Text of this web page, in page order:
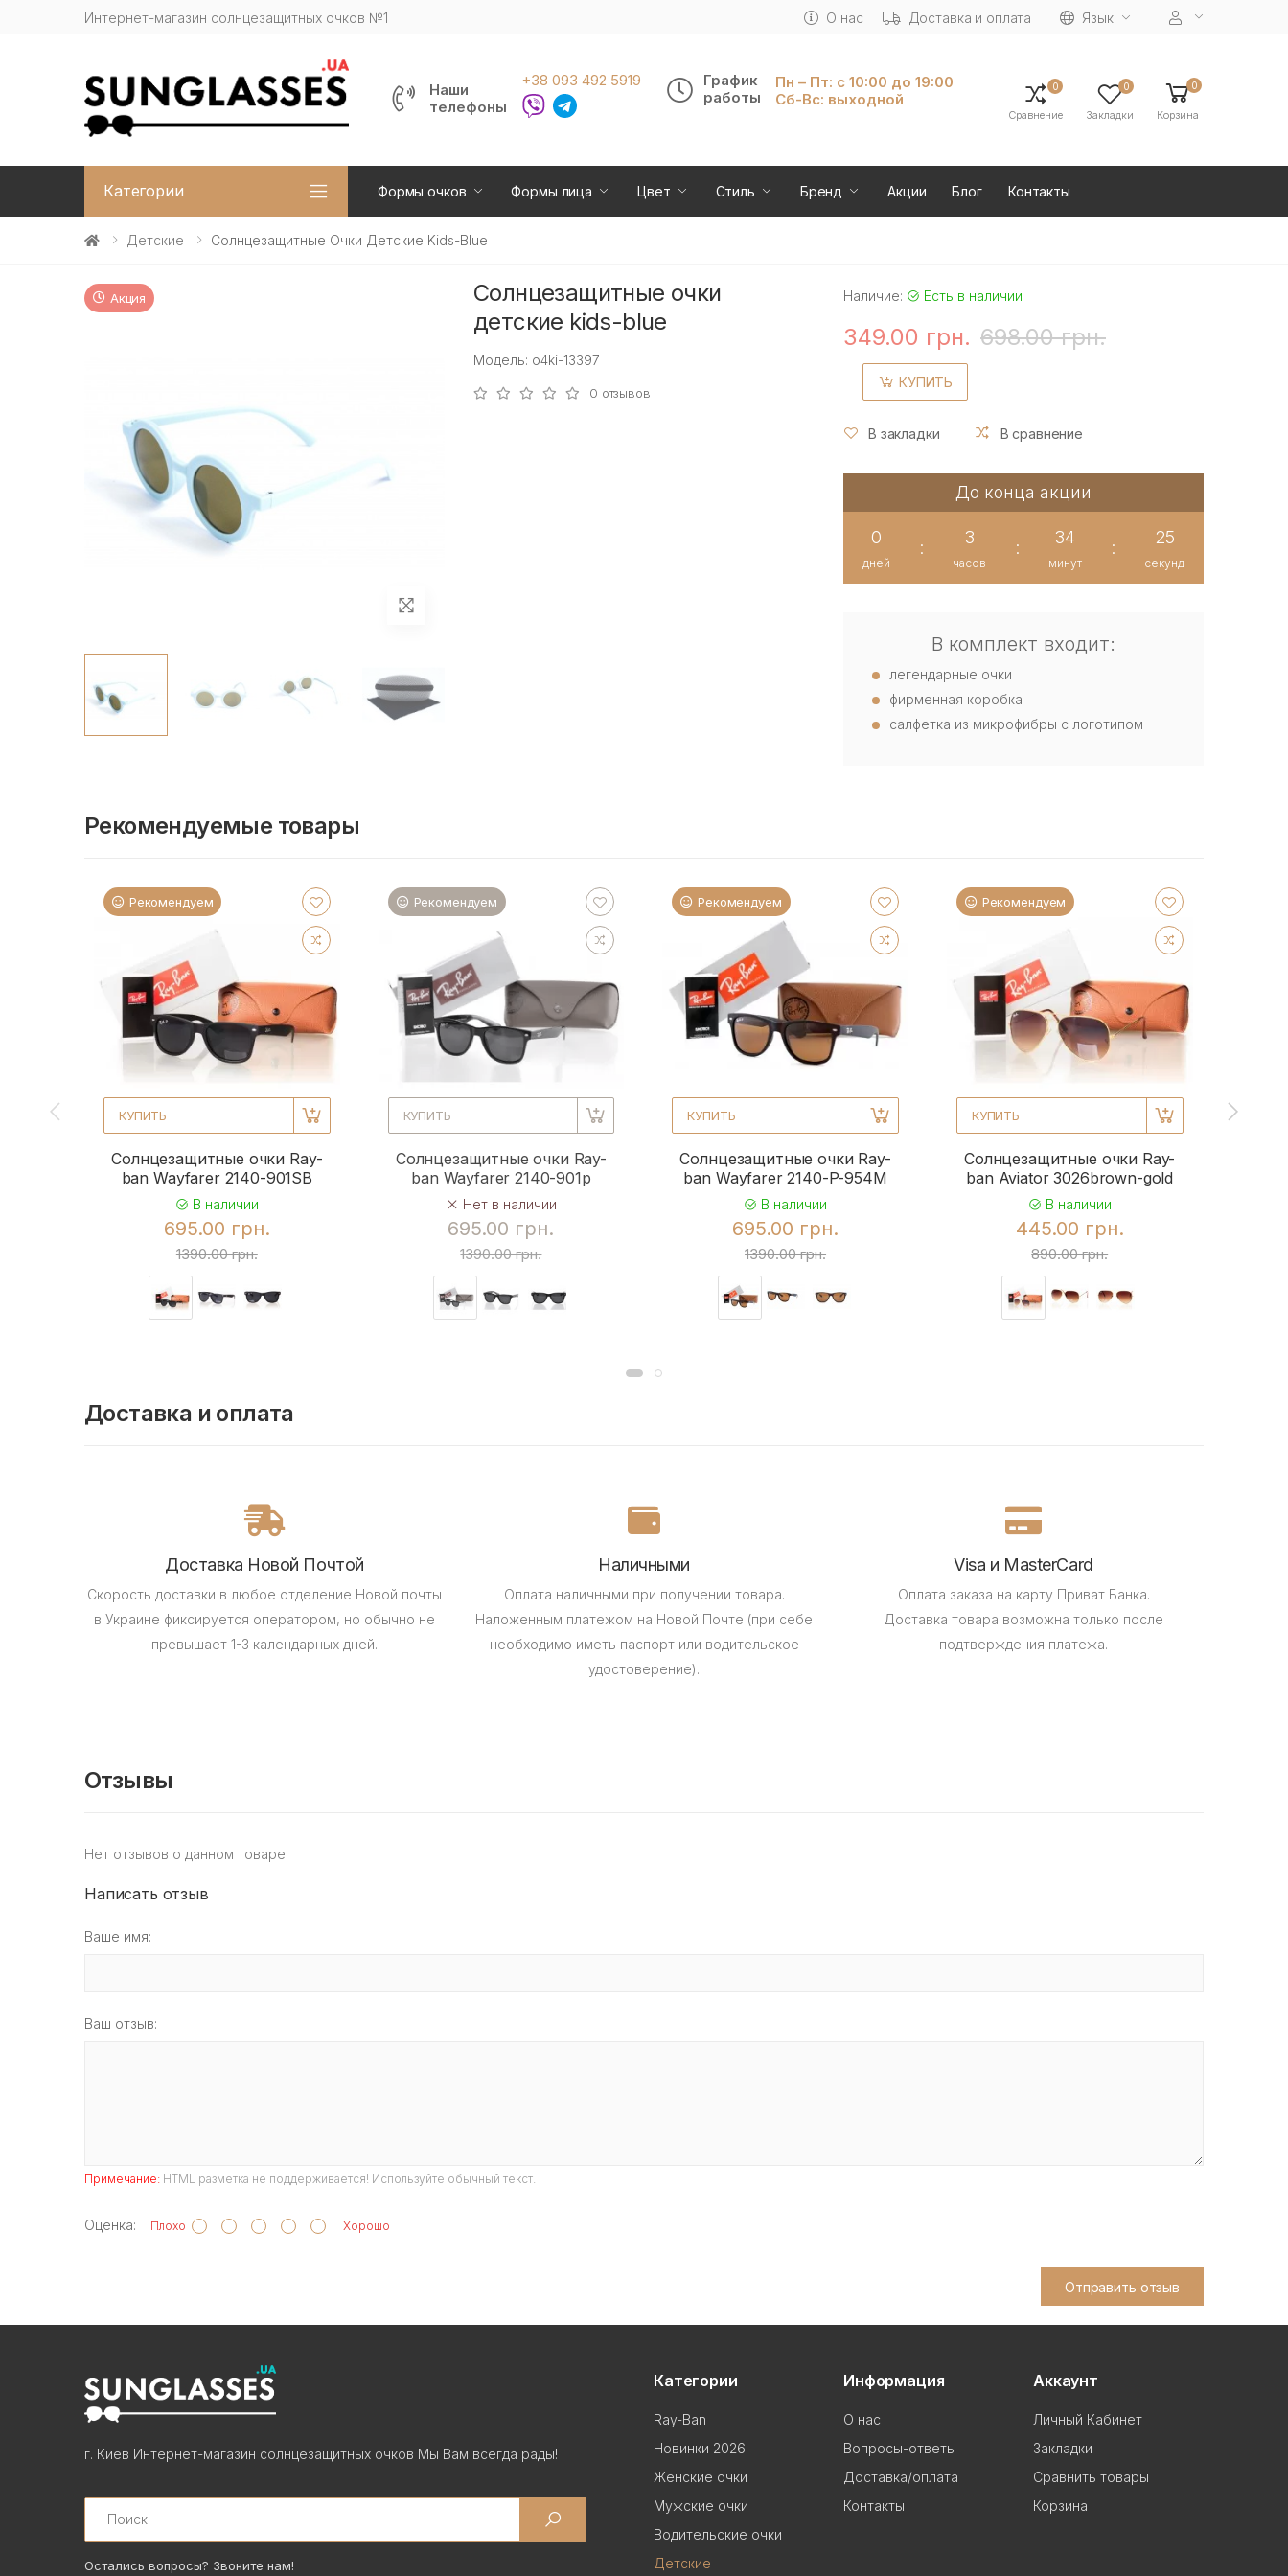
Интернет-магазин солнцезащитных очков №1 О нас Доставка и оплата Язык
Наши
телефоны
+38 093 492 5919
График
работы
Пн – Пт: с 10:00 до 19:00
Сб-Вс: выходной
0
Сравнение
0
Закладки
0
Корзина
Категории Формы очков Формы лица Цвет Стиль Бренд Акции Блог Контакты
Детские Солнцезащитные Очки Детские Kids-Blue
Акция
Солнцезащитные очки
детские kids-blue
Модель: o4ki-13397
0 отзывов
Наличие: Есть в наличии
349.00 грн. 698.00 грн.
КУПИТЬ
В закладки В сравнение
До конца акции
0
дней
:
3
часов
:
34
минут
:
24
секунд
В комплект входит:
легендарные очки
фирменная коробка
салфетка из микрофибры с логотипом
Рекомендуемые товары
Рекомендуем
КУПИТЬ
Солнцезащитные очки Ray-
ban Wayfarer 2140-901SB
В наличии
695.00 грн.
1390.00 грн.
Рекомендуем
КУПИТЬ
Солнцезащитные очки Ray-
ban Wayfarer 2140-901p
Нет в наличии
695.00 грн.
1390.00 грн.
Рекомендуем
КУПИТЬ
Солнцезащитные очки Ray-
ban Wayfarer 2140-P-954M
В наличии
695.00 грн.
1390.00 грн.
Рекомендуем
КУПИТЬ
Солнцезащитные очки Ray-
ban Aviator 3026brown-gold
В наличии
445.00 грн.
890.00 грн.
Доставка и оплата
Доставка Новой Почтой
Скорость доставки в любое отделение Новой почты
в Украине фиксируется оператором, но обычно не
превышает 1-3 календарных дней.
Наличными
Оплата наличными при получении товара.
Наложенным платежом на Новой Почте (при себе
необходимо иметь паспорт или водительское
удостоверение).
Visa и MasterCard
Оплата заказа на карту Приват Банка.
Доставка товара возможна только после
подтверждения платежа.
Отзывы
Нет отзывов о данном товаре.
Написать отзыв
Ваше имя:
Ваш отзыв:
Примечание: HTML разметка не поддерживается! Используйте обычный текст.
Оценка: Плохо Хорошо
Отправить отзыв
г. Киев Интернет-магазин солнцезащитных очков Мы Вам всегда рады!
Search
Остались вопросы? Звоните нам!
Категории
Ray-Ban
Новинки 2026
Женские очки
Мужские очки
Водительские очки
Детские
Информация
О нас
Вопросы-ответы
Доставка/оплата
Контакты
Аккаунт
Личный Кабинет
Закладки
Сравнить товары
Корзина